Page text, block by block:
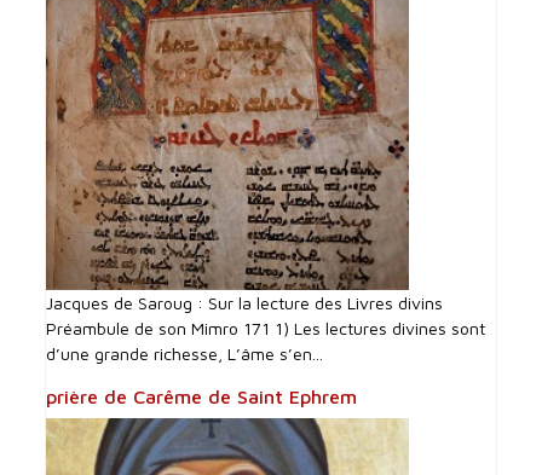
Jacques de Saroug : Sur la lecture des Livres divins
Préambule de son Mimro 171 1) Les lectures divines sont
d’une grande richesse, L’âme s’en...
prière de Carême de Saint Ephrem